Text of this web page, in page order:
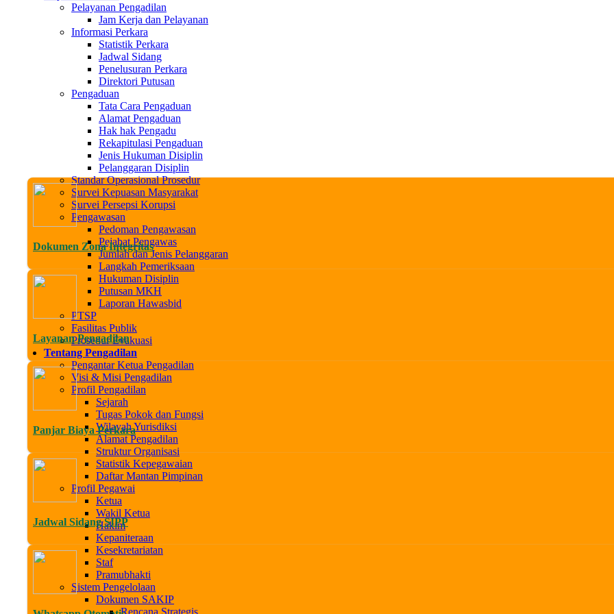
Pelayanan Pengadilan
Jam Kerja dan Pelayanan
Informasi Perkara
Statistik Perkara
Jadwal Sidang
Penelusuran Perkara
Direktori Putusan
Pengaduan
Tata Cara Pengaduan
Alamat Pengaduan
Hak hak Pengadu
Rekapitulasi Pengaduan
Jenis Hukuman Disiplin
Pelanggaran Disiplin
Standar Operasional Prosedur
Survei Kepuasan Masyarakat
Survei Persepsi Korupsi
Pengawasan
Pedoman Pengawasan
Pejabat Pengawas
Jumlah dan Jenis Pelanggaran
Langkah Pemeriksaan
Hukuman Disiplin
Putusan MKH
Laporan Hawasbid
PTSP
Fasilitas Publik
Prosedur Evakuasi
Tentang Pengadilan
Pengantar Ketua Pengadilan
Visi & Misi Pengadilan
Profil Pengadilan
Sejarah
Tugas Pokok dan Fungsi
Wilayah Yurisdiksi
Alamat Pengadilan
Struktur Organisasi
Statistik Kepegawaian
Daftar Mantan Pimpinan
Profil Pegawai
Ketua
Wakil Ketua
Hakim
Kepaniteraan
Kesekretariatan
Staf
Pramubhakti
Sistem Pengelolaan
Dokumen SAKIP
Rencana Strategis
Dokumen Zona Integritas
Layanan Pengadilan
Panjar Biaya Perkara
Jadwal Sidang SIPP